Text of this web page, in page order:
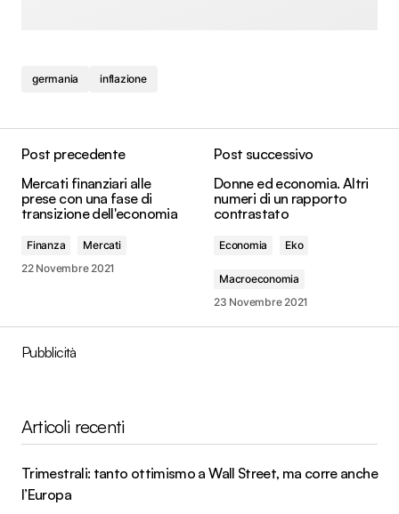
germania inflazione
Post precedente
Mercati finanziari alle
prese con una fase di
transizione dell'economia
Finanza
Mercati
22 Novembre 2021
Post successivo
Donne ed economia. Altri
numeri di un rapporto
contrastato
Economia Eko
Macroeconomia
23 Novembre 2021
Pubblicità
Articoli recenti
Trimestrali: tanto ottimismo a Wall Street, ma corre anche
l’Europa